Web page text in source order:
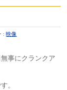
:映像
事にクランクア
。